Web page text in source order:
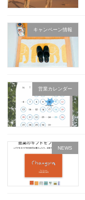
キャンペーン情報
営業カレンダー
NEWS